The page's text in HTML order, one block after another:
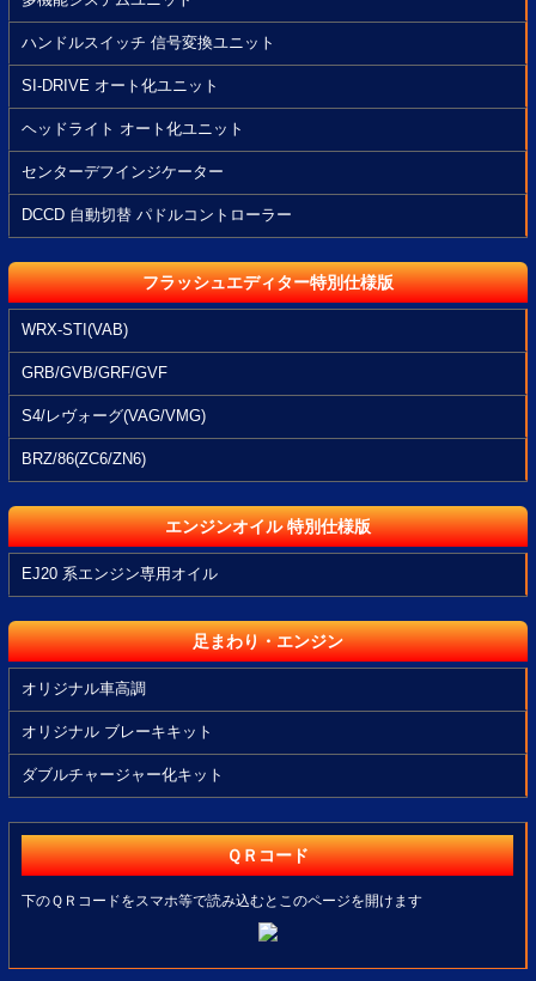
ハンドルスイッチ 信号変換ユニット
SI-DRIVE オート化ユニット
ヘッドライト オート化ユニット
センターデフインジケーター
DCCD 自動切替 パドルコントローラー
フラッシュエディター特別仕様版
WRX-STI(VAB)
GRB/GVB/GRF/GVF
S4/レヴォーグ(VAG/VMG)
BRZ/86(ZC6/ZN6)
エンジンオイル 特別仕様版
EJ20 系エンジン専用オイル
足まわり・エンジン
オリジナル車高調
オリジナル ブレーキキット
ダブルチャージャー化キット
ＱＲコード
下のＱＲコードをスマホ等で読み込むとこのページを開けます